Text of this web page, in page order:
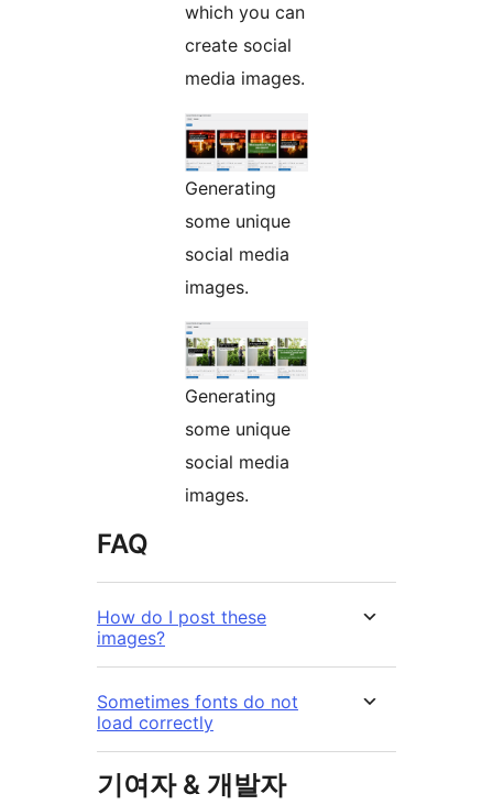
which you can
create social
media images.
Generating
some unique
social media
images.
Generating
some unique
social media
images.
FAQ
How do I post these
images?
Sometimes fonts do not
load correctly
기여자 & 개발자